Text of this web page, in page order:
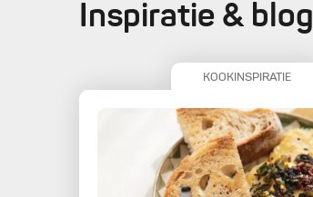
Inspiratie & blog
KOOKINSPIRATIE